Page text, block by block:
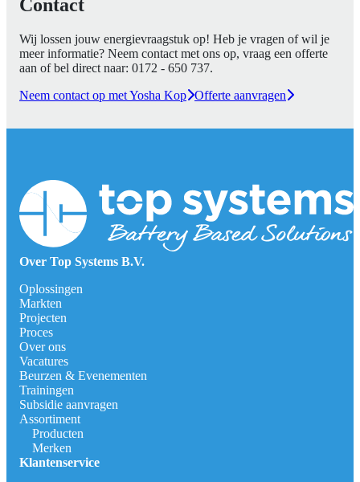
Contact
Wij lossen jouw energievraagstuk op! Heb je vragen of wil je
meer informatie? Neem contact met ons op, vraag een offerte
aan of bel direct naar: 0172 - 650 737.
Neem contact op met Yosha Kop Offerte aanvragen
Over Top Systems B.V.
Oplossingen
Markten
Projecten
Proces
Over ons
Vacatures
Beurzen & Evenementen
Trainingen
Subsidie aanvragen
Assortiment
Producten
Merken
Klantenservice